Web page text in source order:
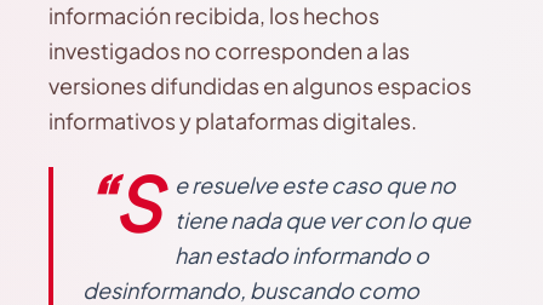
información recibida, los hechos
investigados no corresponden a las
versiones difundidas en algunos espacios
informativos y plataformas digitales.
“S
e resuelve este caso que no
tiene nada que ver con lo que
han estado informando o
desinformando, buscando como